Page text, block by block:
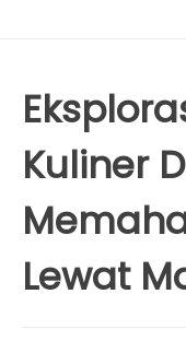
Kuliner
Lewat